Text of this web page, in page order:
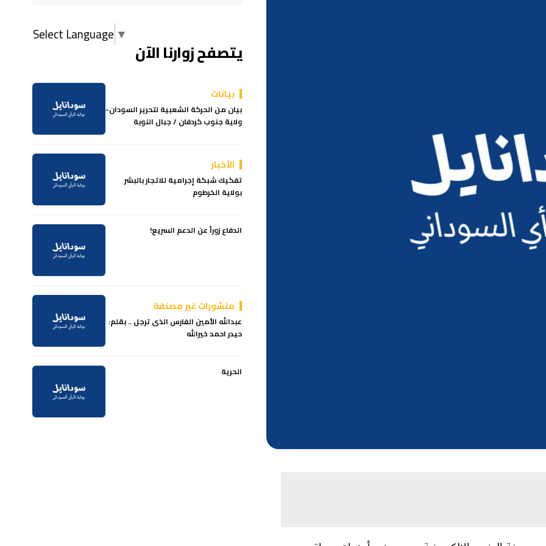
Select Language ▼
يتصفح زوارنا الآن
بيانات
بيان من الحركة الشعبية لتحرير السودان-
ولاية جنوب كردفان / جبال النوبة
الأخبار
تفكيك شبكة إجرامية للاتجار بالبشر
بولاية الخرطوم
الدفاع زوراً عن الدعم السريع!
منشورات غير مصنفة
عبدالله الأمين الفارس الذى ترجل .. بقلم:
حيدر احمد خيرالله
الحرية